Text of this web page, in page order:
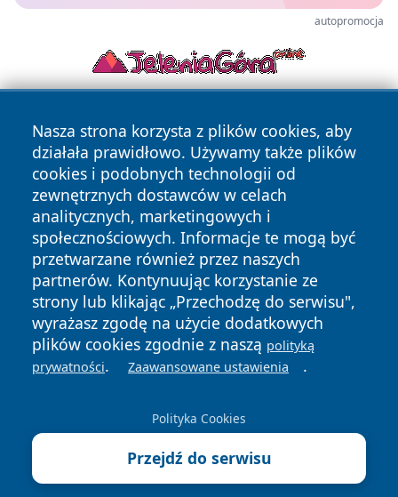
autopromocja
Nasza strona korzysta z plików cookies, aby
działała prawidłowo. Używamy także plików
cookies i podobnych technologii od
zewnętrznych dostawców w celach
analitycznych, marketingowych i
społecznościowych. Informacje te mogą być
przetwarzane również przez naszych
partnerów. Kontynuując korzystanie ze
strony lub klikając „Przechodzę do serwisu",
wyrażasz zgodę na użycie dodatkowych
plików cookies zgodnie z naszą polityką
prywatności. Zaawansowane ustawienia .
Polityka Cookies
Przejdź do serwisu
Copyright © 2026 24slupsk.pl Wszystkie prawa zastrzeżone.
News Autorzy
Polityka
Prywatności
Polityka
Cookies